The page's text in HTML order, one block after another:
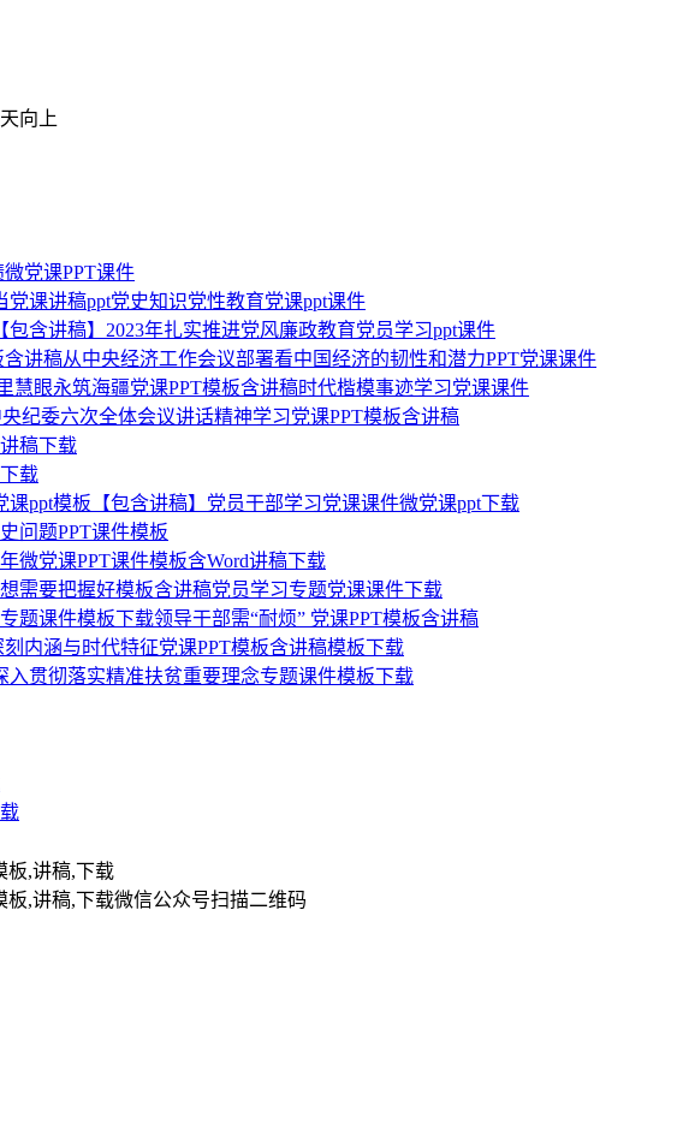
向上
党课PPT课件
党课讲稿ppt党史知识党性教育党课ppt课件
含讲稿】2023年扎实推进党风廉政教育党员学习ppt课件
含讲稿从中央经济工作会议部署看中国经济的韧性和潜力PPT党课课件
慧眼永筑海疆党课PPT模板含讲稿时代楷模事迹学习党课课件
纪委六次全体会议讲话精神学习党课PPT模板含讲稿
稿下载
载
ppt模板【包含讲稿】党员干部学习党课课件微党课ppt下载
问题PPT课件模板
微党课PPT课件模板含Word讲稿下载
需要把握好模板含讲稿党员学习专题党课课件下载
题课件模板下载领导干部需“耐烦” 党课PPT模板含讲稿
内涵与时代特征党课PPT模板含讲稿模板下载
贯彻落实精准扶贫重要理念专题课件模板下载
扫描二维码